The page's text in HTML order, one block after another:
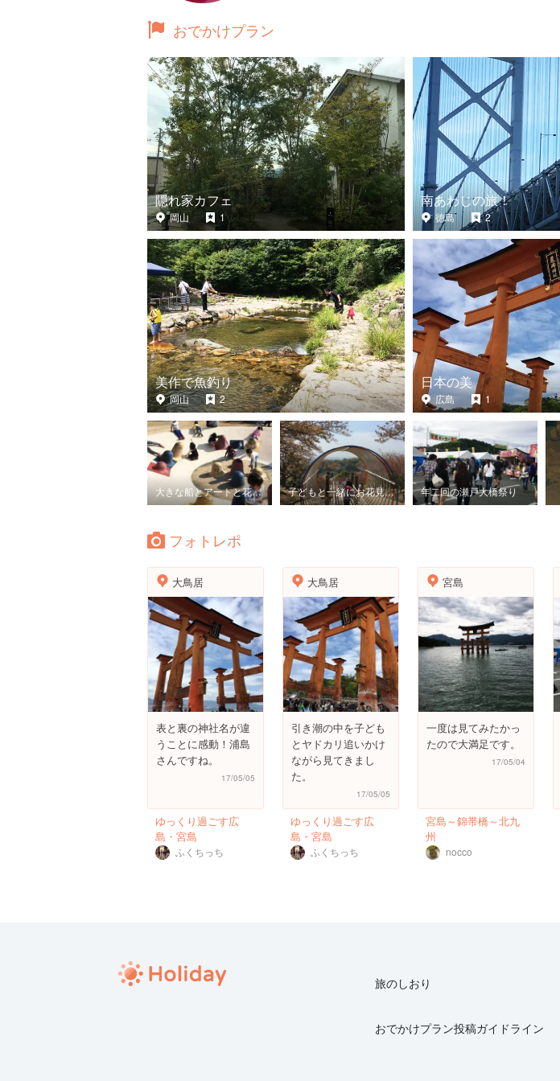
おでかけプラン
隠れ家カフェ
岡山 1
南あわじの旅！
徳島 2
美作で魚釣り
岡山 2
日本の美
広島 1
大きな船とアートと花と。 子どもと一緒にお花見を。 年二回の瀬戸大橋祭り
フォトレポ
大鳥居
表と裏の神社名が違
うことに感動！浦島
さんですね。
17/05/05
ゆっくり過ごす広
島・宮島
ふくちっち
大鳥居
引き潮の中を子ども
とヤドカリ追いかけ
ながら見てきまし
た。
17/05/05
ゆっくり過ごす広
島・宮島
ふくちっち
宮島
一度は見てみたかっ
たので大満足です。
17/05/04
宮島～錦帯橋～北九
州
nocco
旅のしおり
おでかけプラン投稿ガイドライン